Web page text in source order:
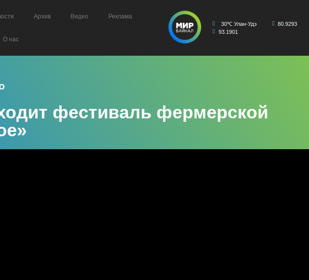
Архив Видео Реклама
О нас
30℃ Улан-Удэ
80.9293
93.1901
фестиваль фермерской